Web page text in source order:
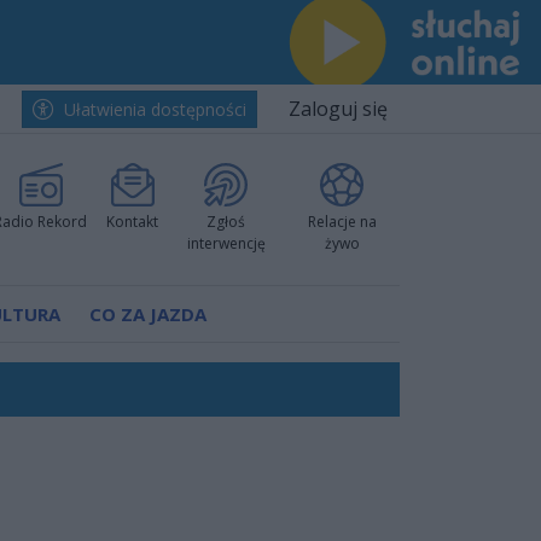
Ułatwienia dostępności Zaloguj się
Rekord Kontakt
Zgłoś
interwencję
Relacje na
żywo
CO ZA JAZDA